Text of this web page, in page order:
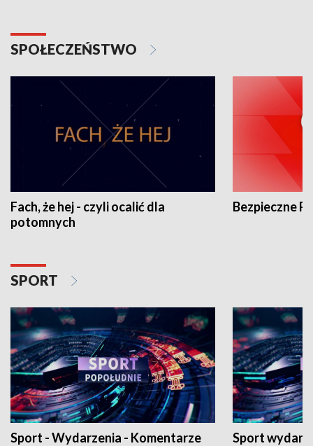
SPOŁECZEŃSTWO
Fach, że hej - czyli ocalić dla
potomnych
Bezpieczne
SPORT
Sport - Wydarzenia - Komentarze Sport